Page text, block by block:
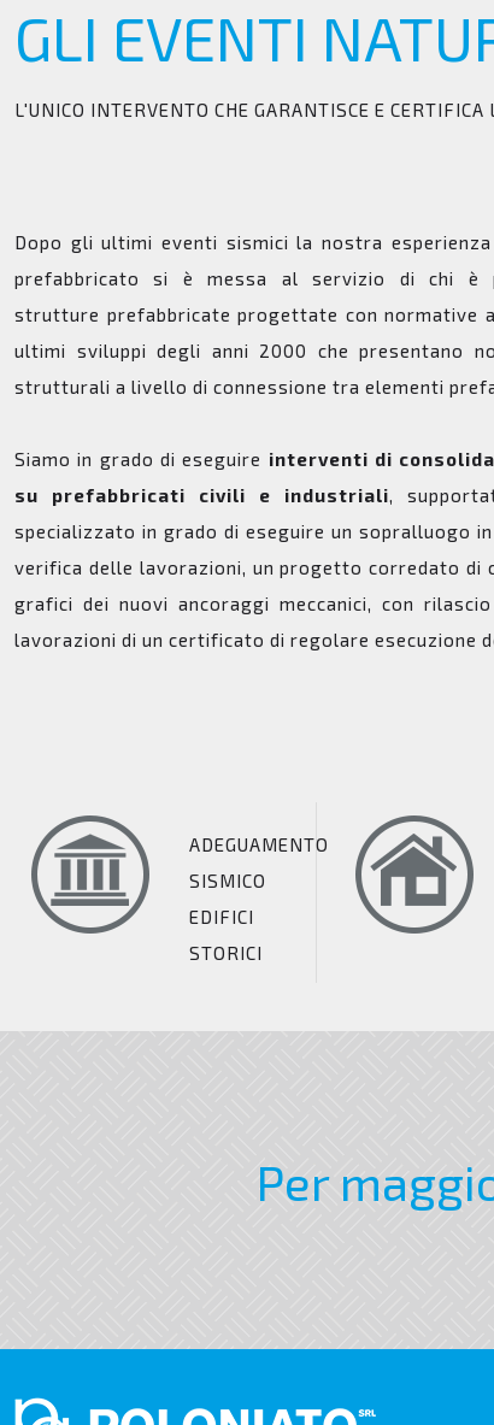
GLI EVENTI
L'UNICO INTERVENTO CHE GARANTISCE E
Dopo gli ultimi eventi sismici la nostra
prefabbricato si è messa al servizio di chi è
strutture prefabbricate progettate con normative
ultimi sviluppi degli anni 2000 che presentano
strutturali a livello di connessione tra elementi
Siamo in grado di eseguire interventi di
su prefabbricati civili e industriali ,
specializzato in grado di eseguire un sopralluogo
verifica delle lavorazioni, un progetto corredato di
grafici dei nuovi ancoraggi meccanici, con
lavorazioni di un certificato di regolare esecuzione
ADEGUAMENTO
SISMICO
EDIFICI
STORICI
Per